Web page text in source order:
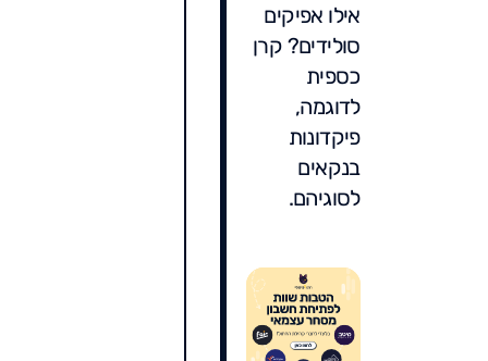
אילו אפיקים
סולידים? קרן
כספית
לדוגמה,
פיקדונות
בנקאים
לסוגיהם.